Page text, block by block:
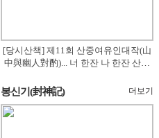
[당시산책] 제11회 산중여유인대작(山
中與幽人對酌)... 너 한잔 나 한잔 산의
봉신기(封神記) 더보기